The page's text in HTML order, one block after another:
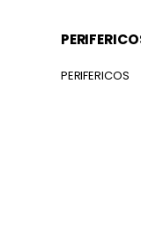
PERIFERICOS